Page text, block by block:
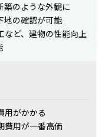
築のような外観に
地の確認が可能
など、建物の性能向上
用がかかる
費用が一番高価